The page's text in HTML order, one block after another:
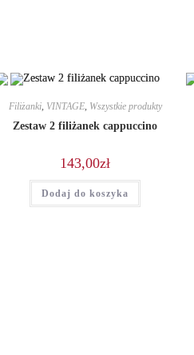
Filiżanki, VINTAGE, Wszystkie produkty
Zestaw 2 filiżanek cappuccino
143,00zł
Dodaj do koszyka